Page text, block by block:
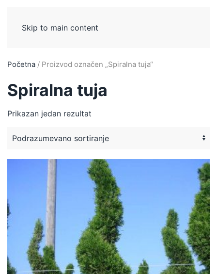
Skip to main content
Početna / Proizvod označen „Spiralna tuja“
Spiralna tuja
Prikazan jedan rezultat